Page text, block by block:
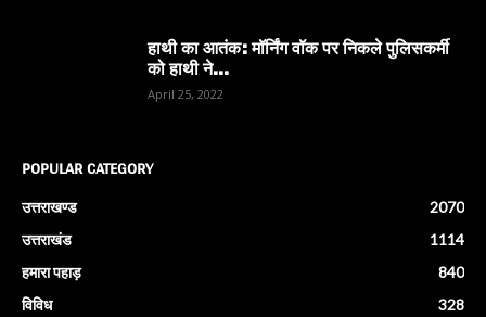
हाथी का आतंक: मॉर्निंग वॉक पर निकले पुलिसकर्मी
को हाथी ने...
April 25, 2022
POPULAR CATEGORY
उत्तराखण्ड
2070
उत्तराखंड
1114
हमारा पहाड़
840
विविध
328